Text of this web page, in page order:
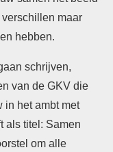
maar
hebben.
schrijven,
van de GKV die
in het ambt met
als titel: Samen
om alle